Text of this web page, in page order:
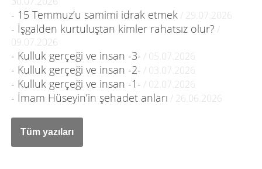
- 15 Temmuz’u samimi idrak etmek/ 29.07.2026
- İşgalden kurtuluştan kimler rahatsız olur? /
09.07.2026
- Kulluk gerçeği ve insan -3- / 05.07.2026
- Kulluk gerçeği ve insan -2- / 03.07.2026
- Kulluk gerçeği ve insan -1- / 02.07.2026
- İmam Hüseyin’in şehadet anları / 26.06.2026